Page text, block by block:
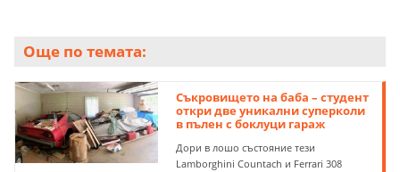
Още по темата:
Съкровището на баба – студент
откри две уникални суперколи
в пълен с боклуци гараж
Дори в лошо състояние тези
Lamborghini Countach и Ferrari 308